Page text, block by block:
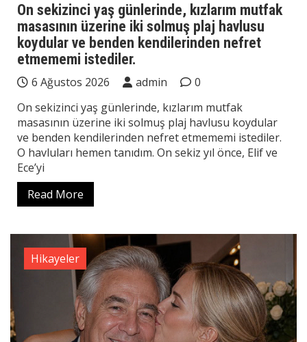
On sekizinci yaş günlerinde, kızlarım mutfak
masasının üzerine iki solmuş plaj havlusu
koydular ve benden kendilerinden nefret
etmememi istediler.
6 Ağustos 2026 admin
0
On sekizinci yaş günlerinde, kızlarım mutfak
masasının üzerine iki solmuş plaj havlusu koydular
ve benden kendilerinden nefret etmememi istediler.
O havluları hemen tanıdım. On sekiz yıl önce, Elif ve
Ece’yi
Read More
Hikayeler